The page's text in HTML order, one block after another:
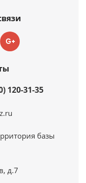
120-31-35
базы
д.7